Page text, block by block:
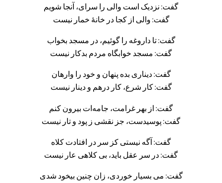
گفت: نزدیک است والی را سرای، آنجا شویم
گفت: والی از کجا در خانهٔ خمار نیست
گفت: تا داروغه را گوئیم، در مسجد بخواب
گفت: مسجد خوابگاه مردم بدکار نیست
گفت: دیناری بده پنهان و خود را وارهان
گفت: کار شرع، کار درهم و دینار نیست
گفت: از بهر غرامت، جامه‌ات بیرون کنم
گفت: پوسیدست، جز نقشی ز پود و تار نیست
گفت: آگه نیستی کز سر در افتادت کلاه
گفت: در سر عقل باید، بی کلاهی عار نیست
گفت: می بسیار خوردی، زان چنین بیخود شدی